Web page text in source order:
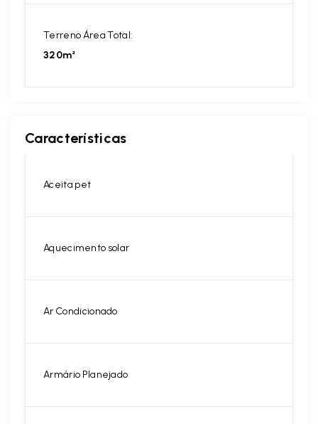
Terreno Área Total:
320m²
Características
Aceita pet
Aquecimento solar
Ar Condicionado
Armário Planejado